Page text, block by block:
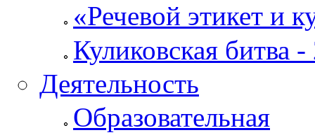
«Речевой этикет и
Куликовская битва
Деятельность
Образовательная